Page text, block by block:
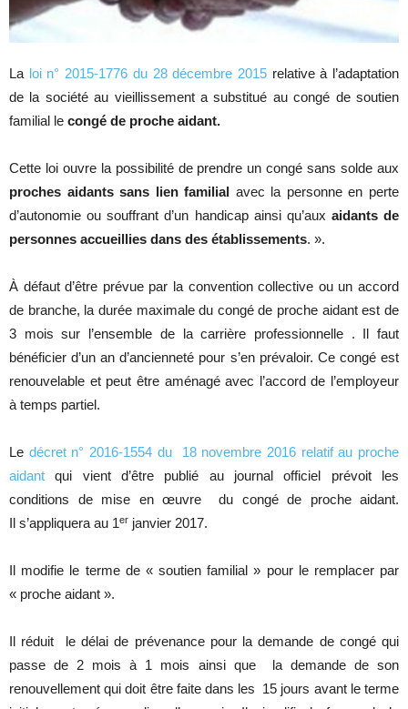
La loi n° 2015-1776 du 28 décembre 2015relative à l’adaptation
de la société au vieillissement a substitué au congé de soutien
familial le congé de proche aidant.
Cette loi ouvre la possibilité de prendre un congé sans solde aux
proches aidants sans lien familial avec la personne en perte
d’autonomie ou souffrant d’un handicap ainsi qu’aux aidants de
personnes accueillies dans des établissements. ».
À défaut d’être prévue par la convention collective ou un accord
de branche, la durée maximale du congé de proche aidant est de
3 mois sur l’ensemble de la carrière professionnelle . Il faut
bénéficier d’un an d’ancienneté pour s’en prévaloir. Ce congé est
renouvelable et peut être aménagé avec l’accord de l’employeur
à temps partiel.
Le décret n° 2016-1554 du 18 novembre 2016 relatif au proche
aidant qui vient d’être publié au journal officiel prévoit les
conditions de mise en œuvre du congé de proche aidant.
Il s’appliquera au 1er janvier 2017.
Il modifie le terme de « soutien familial » pour le remplacer par
« proche aidant ».
Il réduit le délai de prévenance pour la demande de congé qui
passe de 2 mois à 1 mois ainsi que la demande de son
renouvellement qui doit être faite dans les 15 jours avant le terme